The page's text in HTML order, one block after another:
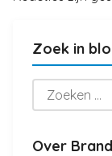
Zoek in
Zoeken
naar:
Over